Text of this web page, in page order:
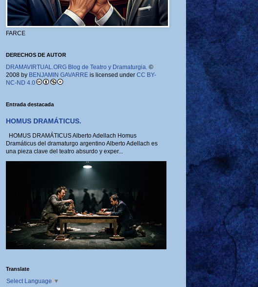
FARCE
DERECHOS DE AUTOR
DRAMAVIRTUAL.ORG Blog de Teatro y Dramaturgia.©
2008 by BENJAMIN GAVARREis licensed under CC BY-
NC-ND 4.0
Entrada destacada
HOMUS DRAMÁTICUS.
HOMUS DRAMÁTICUS Alberto Adellach Homus
Dramáticus del dramaturgo argentino Alberto Adellach es
una pieza clave del teatro absurdo y exper...
Translate
Select Language ▼